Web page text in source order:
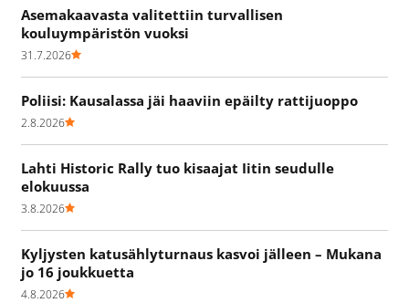
Asemakaavasta valitettiin turvallisen
kouluympäristön vuoksi
31.7.2026
Poliisi: Kausalassa jäi haaviin epäilty rattijuoppo
2.8.2026
Lahti Historic Rally tuo kisaajat Iitin seudulle
elokuussa
3.8.2026
Kyljysten katusählyturnaus kasvoi jälleen – Mukana
jo 16 joukkuetta
4.8.2026